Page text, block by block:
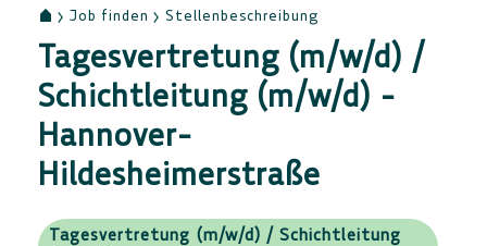
Job finden Stellenbeschreibung
Tagesvertretung (m/w/d) /
Schichtleitung (m/w/d) -
Hannover-
Hildesheimerstraße
Tagesvertretung (m/w/d) / Schichtleitung